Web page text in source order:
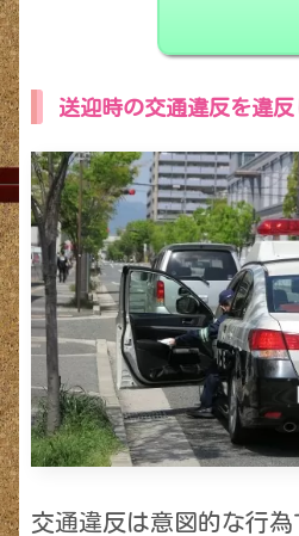
送迎時の交通違反を違反
交通違反は意図的な行為